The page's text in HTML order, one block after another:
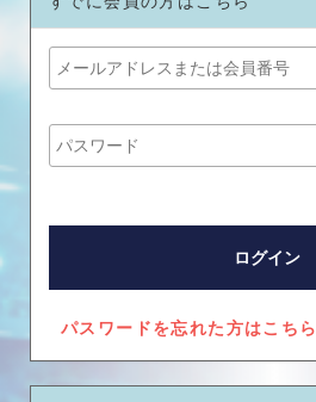
パスワードを忘れた方はこちら